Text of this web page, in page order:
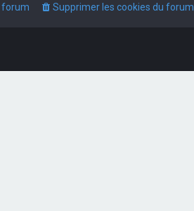
Supprimer les cookies du forum
forum